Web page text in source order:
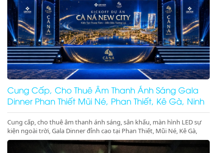
Cung Cấp, Cho Thuê Âm Thanh Ánh Sáng Gala
Dinner Phan Thiết Mũi Né, Phan Thiết, Kê Gà, Ninh
Thuận
Cung cấp, cho thuê âm thanh ánh sáng, sân khấu, màn hình LED sự
kiện ngoài trời, Gala Dinner đỉnh cao tại Phan Thiết, Mũi Né, Kê Gà,
Ninh Thuận, Ninh Chữ, Vĩnh Hy. Thiết bị hiện đại, giá cực tốt. Gọi ngay
nhận ưu đãi lớn!